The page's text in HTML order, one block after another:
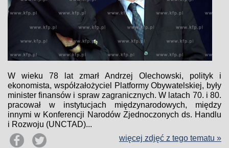
W wieku 78 lat zmarł Andrzej Olechowski, polityk i
ekonomista, współzałożyciel Platformy Obywatelskiej, były
minister finansów i spraw zagranicznych. W latach 70. i 80.
pracował w instytucjach międzynarodowych, między
innymi w Konferencji Narodów Zjednoczonych ds. Handlu
i Rozwoju (UNCTAD)...
więcej zdjęć z tego tematu »